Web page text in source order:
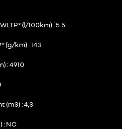
(l/100km) 5.5
(g/km) 143
4910
(m3) 4,3
NC